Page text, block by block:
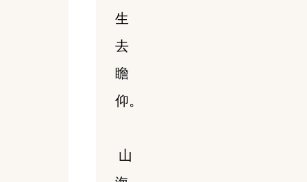
生
去
瞻
仰。
山